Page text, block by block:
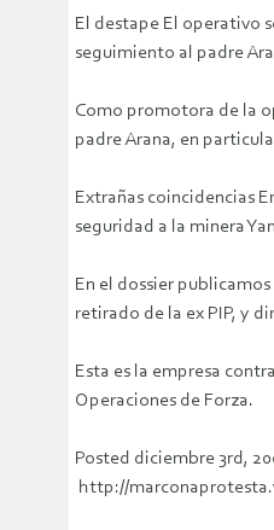
El destape El operativo
seguimiento al padre
Como promotora de la
padre Arana, en
Extrañas coincidencias
seguridad a la minera
En el dossier
retirado de la ex PIP, y
Esta es la empresa
Operaciones de Forza.
Posted diciembre 3rd,
http://